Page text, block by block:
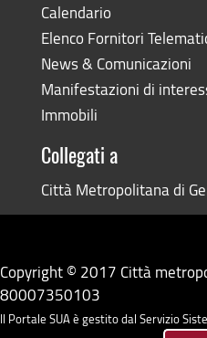
Calendario
Elenco Fornitori
News & Comunicazioni
Manifestazioni di
Immobili
Collegati a
Città Metropolitana di
Copyright © 2017 Città
80007350103
Il Portale SUA è gestito dal Servizio